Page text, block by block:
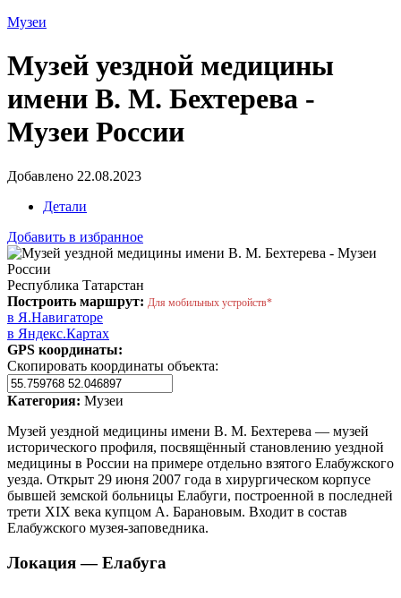
Музеи
Музей уездной медицины
имени В. М. Бехтерева -
Музеи России
Добавлено 22.08.2023
Детали
Добавить в избранное
Республика Татарстан
Построить маршрут: Для мобильных устройств*
в Я.Навигаторе
в Яндекс.Картах
GPS координаты:
Скопировать координаты объекта:
Категория: Музеи
Музей уездной медицины имени В. М. Бехтерева — музей
исторического профиля, посвящённый становлению уездной
медицины в России на примере отдельно взятого Елабужского
уезда. Открыт 29 июня 2007 года в хирургическом корпусе
бывшей земской больницы Елабуги, построенной в последней
трети XIX века купцом А. Барановым. Входит в состав
Елабужского музея-заповедника.
Локация — Елабуга